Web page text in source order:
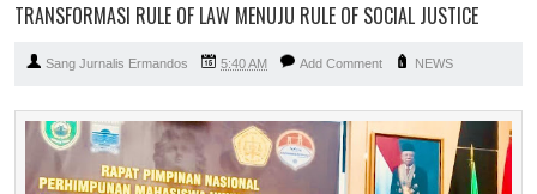
TRANSFORMASI RULE OF LAW MENUJU RULE OF SOCIAL JUSTICE
Sang Jurnalis Ermandos 5:40 AM Add Comment NEWS